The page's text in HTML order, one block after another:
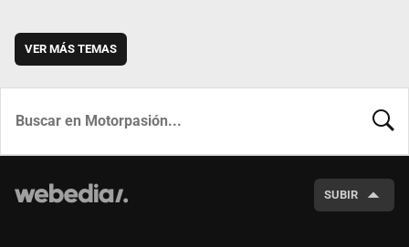
VER MÁS TEMAS
SUBIR